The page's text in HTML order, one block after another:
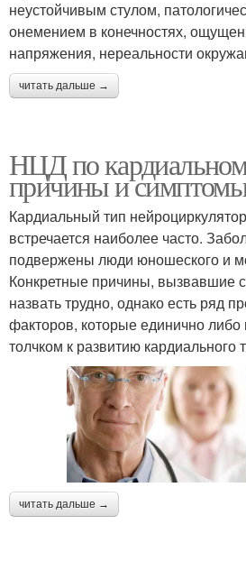
неустойчивым стулом,
онемением в конечностях,
напряжения, нереальности
читать дальше →
НЦД по
причины и
Кардиальный тип
встречается наиболее часто.
подвержены люди юношеского и
Конкретные причины, вызвавшие
назвать трудно, однако есть ряд
факторов, которые единично либо
толчком к развитию
читать дальше →